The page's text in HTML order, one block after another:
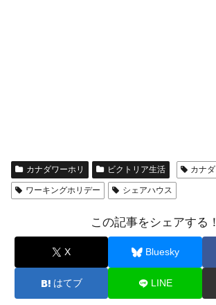
カナダワーホリ ビクトリア生活 カナダ
ワーキングホリデー シェアハウス
この記事をシェアする！
X Bluesky
はてブ LINE